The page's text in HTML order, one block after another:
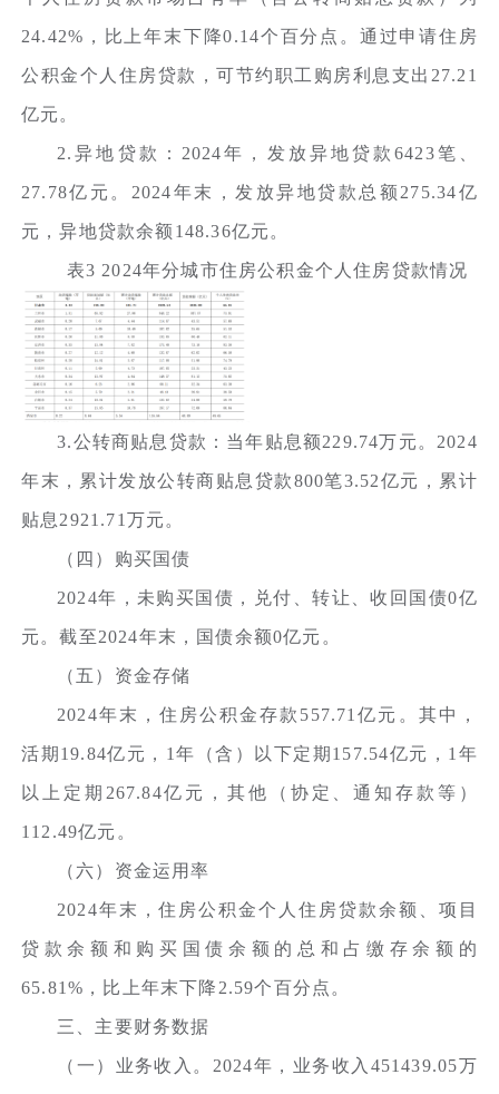
24.42%，比上年末下降0.14个百分点。通过申请住房
公积金个人住房贷款，可节约职工购房利息支出27.21
亿元。
2.异地贷款：2024年，发放异地贷款6423笔、
27.78亿元。2024年末，发放异地贷款总额275.34亿
元，异地贷款余额148.36亿元。
表3 2024年分城市住房公积金个人住房贷款情况
3.公转商贴息贷款：当年贴息额229.74万元。2024
年末，累计发放公转商贴息贷款800笔3.52亿元，累计
贴息2921.71万元。
（四）购买国债
2024年，未购买国债，兑付、转让、收回国债0亿
元。截至2024年末，国债余额0亿元。
（五）资金存储
2024年末，住房公积金存款557.71亿元。其中，
活期19.84亿元，1年（含）以下定期157.54亿元，1年
以上定期267.84亿元，其他（协定、通知存款等）
112.49亿元。
（六）资金运用率
2024年末，住房公积金个人住房贷款余额、项目
贷款余额和购买国债余额的总和占缴存余额的
65.81%，比上年末下降2.59个百分点。
三、主要财务数据
（一）业务收入。2024年，业务收入451439.05万